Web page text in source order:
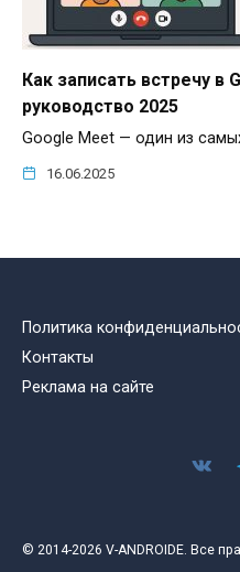
Как записать встречу в
руководство 2025
Google Meet — один из
16.06.2025
Политика
Контакты
Реклама на сайте
© 2014-2026 V-ANDROIDE. Все